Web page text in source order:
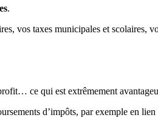
.
vos taxes municipales et scolaires,
ce qui est extrêmement
d’impôts, par exemple en